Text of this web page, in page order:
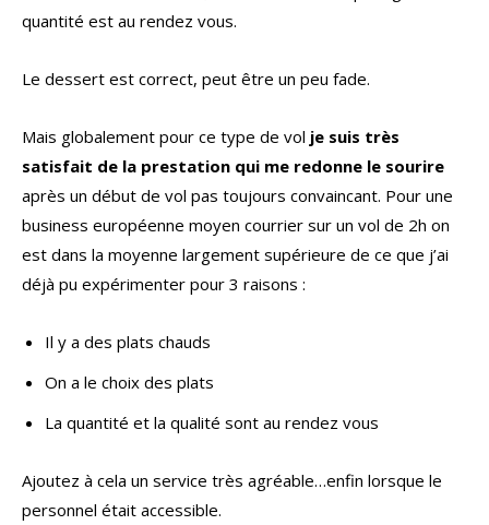
quantité est au rendez vous.
Le dessert est correct, peut être un peu fade.
Mais globalement pour ce type de vol je suis très
satisfait de la prestation qui me redonne le sourire
après un début de vol pas toujours convaincant. Pour une
business européenne moyen courrier sur un vol de 2h on
est dans la moyenne largement supérieure de ce que j’ai
déjà pu expérimenter pour 3 raisons :
Il y a des plats chauds
On a le choix des plats
La quantité et la qualité sont au rendez vous
Ajoutez à cela un service très agréable…enfin lorsque le
personnel était accessible.